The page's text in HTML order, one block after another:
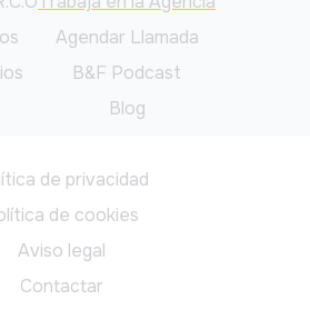
Agendar Llamada
B&F Podcast
Blog
de privacidad
de cookies
Aviso legal
Contactar